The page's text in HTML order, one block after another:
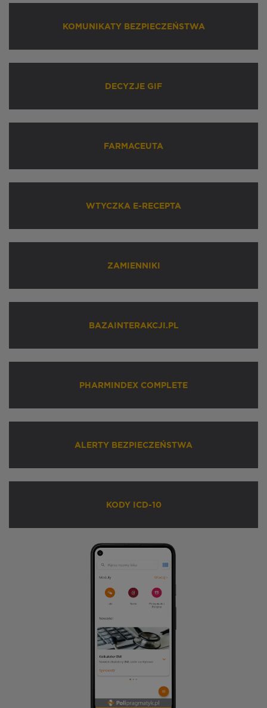
KOMUNIKATY BEZPIECZEŃSTWA
DECYZJE GIF
FARMACEUTA
WTYCZKA E-RECEPTA
ZAMIENNIKI
BAZAINTERAKCJI.PL
PHARMINDEX COMPLETE
ALERTY BEZPIECZEŃSTWA
KODY ICD-10